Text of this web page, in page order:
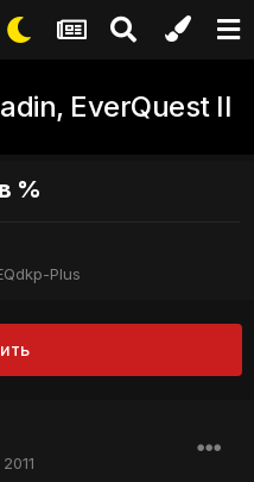
EverQuest II
%
Plus